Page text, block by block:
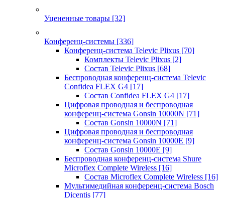
Уцененные товары [32]
Конференц-системы [336]
Конференц-система Televic Plixus [70]
Комплекты Televic Plixus [2]
Состав Televic Plixus [68]
Беспроводная конференц-система Televic
Confidea FLEX G4 [17]
Состав Confidea FLEX G4 [17]
Цифровая проводная и беспроводная
конференц-система Gonsin 10000N [71]
Состав Gonsin 10000N [71]
Цифровая проводная и беспроводная
конференц-система Gonsin 10000E [9]
Состав Gonsin 10000E [9]
Беспроводная конференц-система Shure
Microflex Complete Wireless [16]
Состав Microflex Complete Wireless [16]
Мультимедийная конференц-система Bosch
Dicentis [77]